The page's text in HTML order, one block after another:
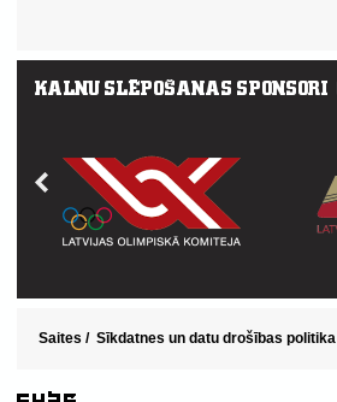
Saites / Sīkdatnes un datu drošības politika